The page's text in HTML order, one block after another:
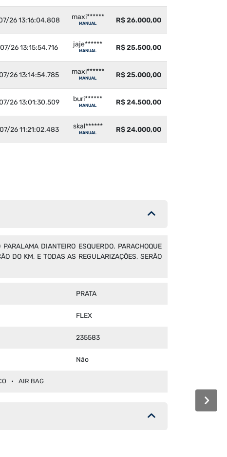
26 13:16:04.808 maxi******
MANUAL R$ 26.000,00
26 13:15:54.716 jaje******
MANUAL R$ 25.500,00
26 13:14:54.785 maxi******
MANUAL R$ 25.000,00
26 13:01:30.509 buri******
MANUAL R$ 24.500,00
26 11:21:02.483 skal******
MANUAL R$ 24.000,00
DIANTEIRO ESQUERDO. PARACHOQUE
DO KM, E TODAS AS REGULARIZAÇÕES, SERÃO
PRATA
FLEX
235583
Não
AIR BAG